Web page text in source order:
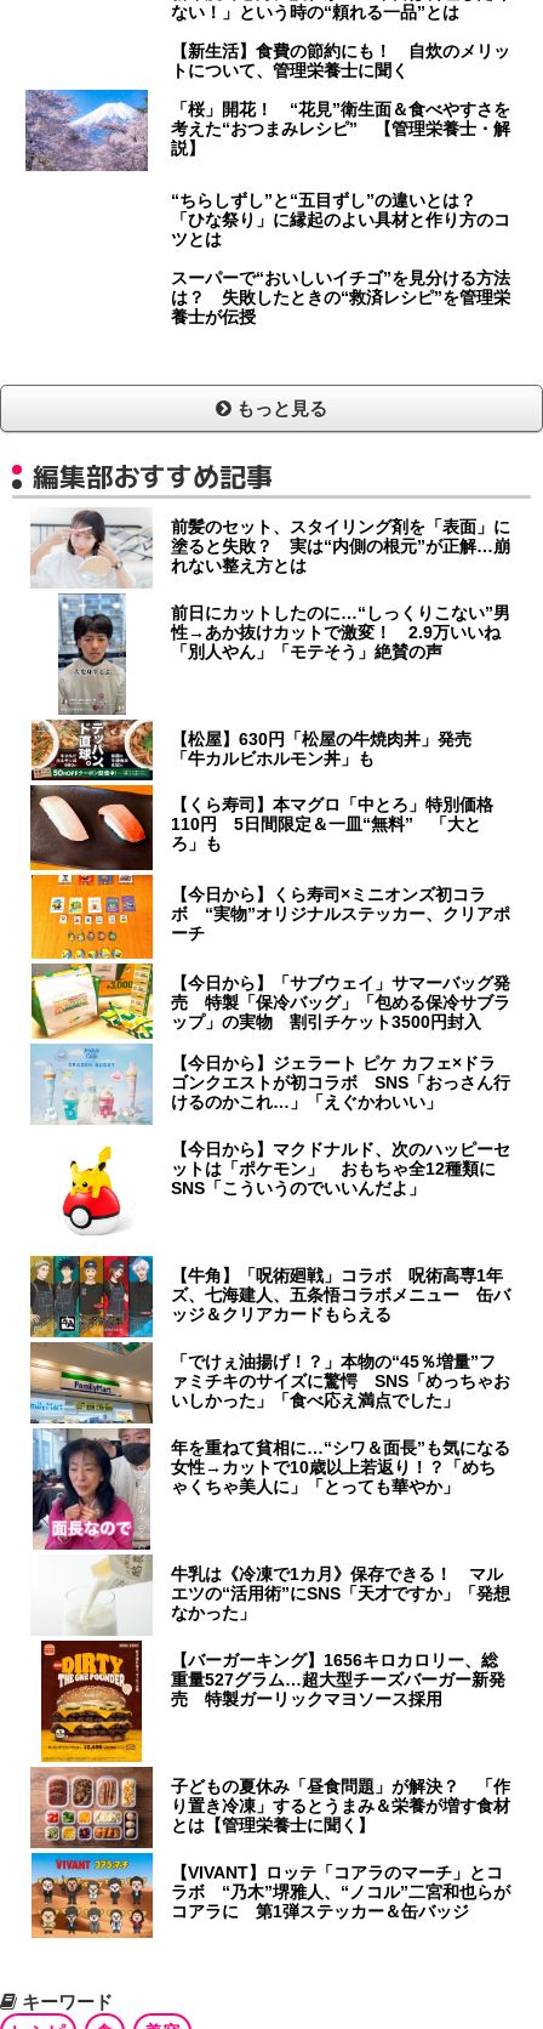
ない！」という時の“頼れる一品”とは
【新生活】食費の節約にも！ 自炊のメリッ
トについて、管理栄養士に聞く
「桜」開花！ “花見”衛生面＆食べやすさを
考えた“おつまみレシピ” 【管理栄養士・解
説】
“ちらしずし”と“五目ずし”の違いとは？
「ひな祭り」に縁起のよい具材と作り方のコ
ツとは
スーパーで“おいしいイチゴ”を見分ける方法
は？ 失敗したときの“救済レシピ”を管理栄
養士が伝授
もっと見る
編集部おすすめ記事
前髪のセット、スタイリング剤を「表面」に
塗ると失敗？ 実は“内側の根元”が正解…崩
れない整え方とは
前日にカットしたのに…“しっくりこない”男
性→あか抜けカットで激変！ 2.9万いいね
「別人やん」「モテそう」絶賛の声
【松屋】630円「松屋の牛焼肉丼」発売
「牛カルビホルモン丼」も
【くら寿司】本マグロ「中とろ」特別価格
110円 5日間限定＆一皿“無料” 「大と
ろ」も
【今日から】くら寿司×ミニオンズ初コラ
ボ “実物”オリジナルステッカー、クリアポ
ーチ
【今日から】「サブウェイ」サマーバッグ発
売 特製「保冷バッグ」「包める保冷サブラ
ップ」の実物 割引チケット3500円封入
【今日から】ジェラート ピケ カフェ×ドラ
ゴンクエストが初コラボ SNS「おっさん行
けるのかこれ…」「えぐかわいい」
【今日から】マクドナルド、次のハッピーセ
ットは「ポケモン」 おもちゃ全12種類に
SNS「こういうのでいいんだよ」
【牛角】「呪術廻戦」コラボ 呪術高専1年
ズ、七海建人、五条悟コラボメニュー 缶バ
ッジ＆クリアカードもらえる
「でけぇ油揚げ！？」本物の“45％増量”フ
ァミチキのサイズに驚愕 SNS「めっちゃお
いしかった」「食べ応え満点でした」
年を重ねて貧相に…“シワ＆面長”も気になる
女性→カットで10歳以上若返り！？「めち
ゃくちゃ美人に」「とっても華やか」
牛乳は《冷凍で1カ月》保存できる！ マル
エツの“活用術”にSNS「天才ですか」「発想
なかった」
【バーガーキング】1656キロカロリー、総
重量527グラム…超大型チーズバーガー新発
売 特製ガーリックマヨソース採用
子どもの夏休み「昼食問題」が解決？ 「作
り置き冷凍」するとうまみ＆栄養が増す食材
とは【管理栄養士に聞く】
【VIVANT】ロッテ「コアラのマーチ」とコ
ラボ “乃木”堺雅人、“ノコル”二宮和也らが
コアラに 第1弾ステッカー＆缶バッジ
キーワード